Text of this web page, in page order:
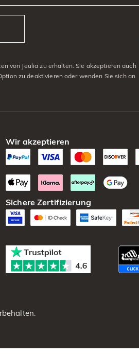
von Jeulia zu erhalten. Sie akzeptieren auch
zu deaktivieren oder wenden Sie sich an
Wir akzeptieren
Sichere Zertifizierung